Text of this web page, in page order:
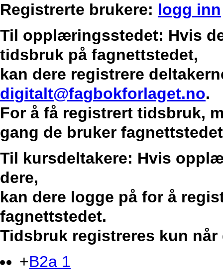
Registrerte brukere: logg inn
Til opplæringsstedet: Hvis
tidsbruk på fagnettstedet,
kan dere registrere
digitalt@fagbokforlaget.no.
For å få registrert tidsbruk,
gang de bruker
Til kursdeltakere: Hvis
dere,
kan dere logge på for å
fagnettstedet.
Tidsbruk registreres kun når
+B2a 1